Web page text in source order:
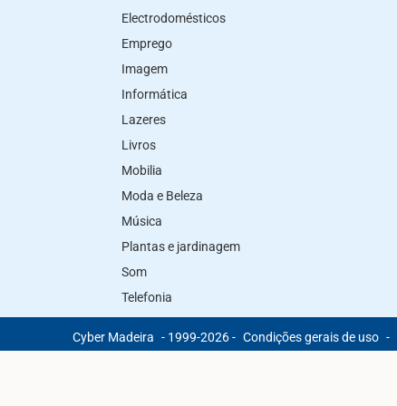
Electrodomésticos
Emprego
Imagem
Informática
Lazeres
Livros
Mobilia
Moda e Beleza
Música
Plantas e jardinagem
Som
Telefonia
Cyber Madeira - 1999-2026 - Condições gerais de uso -